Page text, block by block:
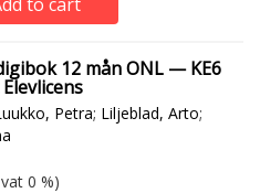
12 mån ONL — KE6
Petra; Liljeblad, Arto;
hinta
0 %)